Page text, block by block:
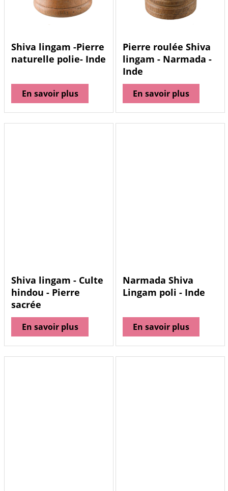
Shiva lingam -Pierre
naturelle polie- Inde
En savoir plus
Pierre roulée Shiva
lingam - Narmada -
Inde
En savoir plus
Shiva lingam - Culte
hindou - Pierre
sacrée
En savoir plus
Narmada Shiva
Lingam poli - Inde
En savoir plus